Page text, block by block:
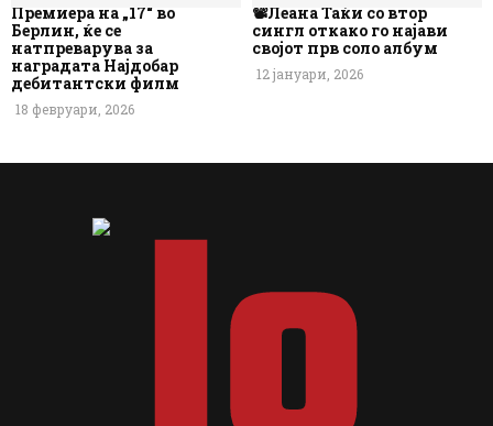
Премиера на „17“ во
Берлин, ќе се
натпреварува за
наградата Најдобар
дебитантски филм
18 февруари, 2026
📽️Леана Таќи со втор
сингл откако го најави
својот прв соло албум
12 јануари, 2026